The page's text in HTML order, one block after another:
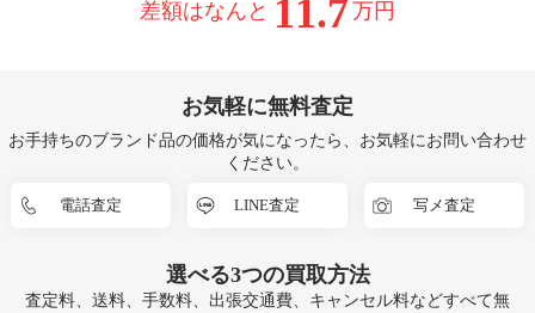
差額はなんと 11.7万円
お気軽に無料査定
お手持ちのブランド品の価格が気になったら、お気軽にお問い合わせ
ください。
電話査定 LINE査定 写メ査定
選べる3つの買取方法
査定料、送料、手数料、出張交通費、キャンセル料などすべて無